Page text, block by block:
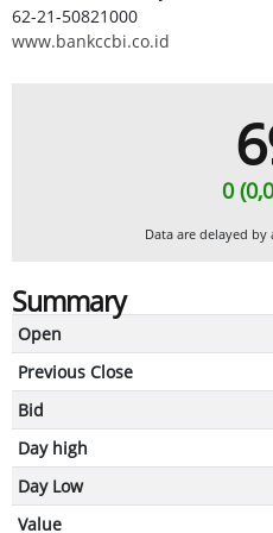
62-21-50821000
www.bankccbi.co.id
0
Data are delayed
Summary
Open
Previous Close
Bid
Day high
Day Low
Value